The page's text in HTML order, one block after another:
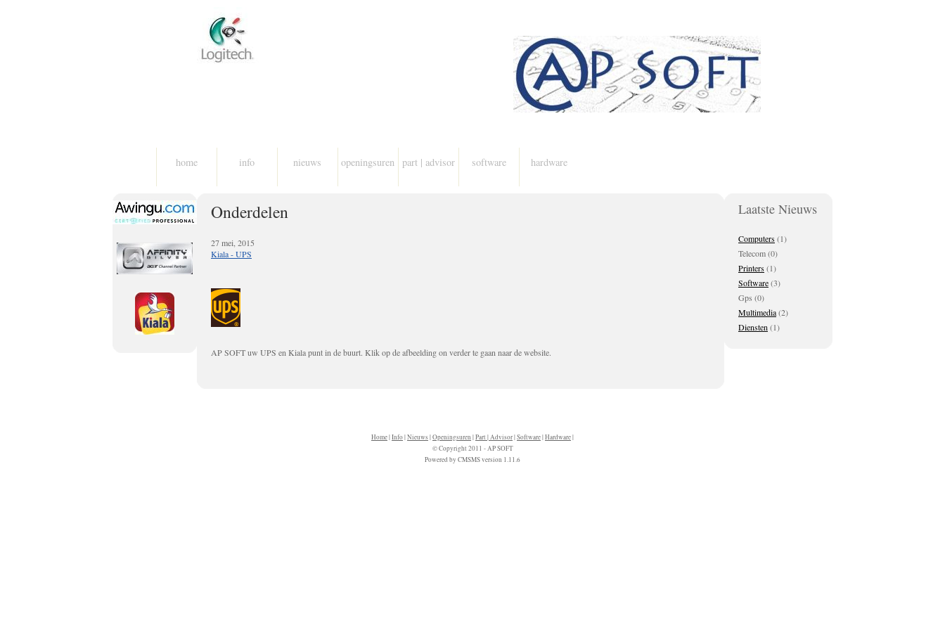
home info nieuws openingsuren part | advisor software hardware
Onderdelen
27 mei, 2015
Kiala - UPS
AP SOFT uw UPS en Kiala punt in de buurt. Klik op de afbeelding on verder te gaan naar de website.
Laatste Nieuws
Computers(1)
Telecom (0)
Printers(1)
Software(3)
Gps (0)
Multimedia(2)
Diensten (1)
Home|Info|Nieuws |Openingsuren |Part | Advisor|Software|Hardware|
© Copyright 2011 - AP SOFT
Powered by CMSMS version 1.11.6